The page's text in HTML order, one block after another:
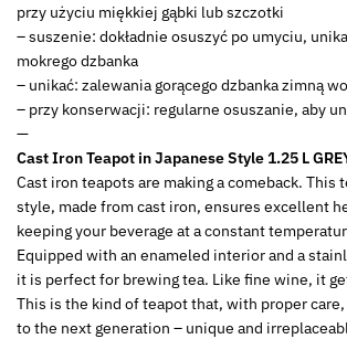
przy użyciu miękkiej gąbki lub szczotki
– suszenie: dokładnie osuszyć po umyciu,
mokrego dzbanka
– unikać: zalewania gorącego dzbanka zimną
– przy konserwacji: regularne osuszanie, aby
—
Cast Iron Teapot in Japanese Style 1.25 L
Cast iron teapots are making a comeback. This
style, made from cast iron, ensures excellent
keeping your beverage at a constant
Equipped with an enameled interior and a
it is perfect for brewing tea. Like fine wine, it
This is the kind of teapot that, with proper care,
to the next generation – unique and